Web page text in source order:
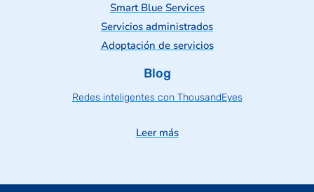
Smart Blue Services
Servicios administrados
Adoptación de servicios
Blog
Redes inteligentes con ThousandEyes
Leer más